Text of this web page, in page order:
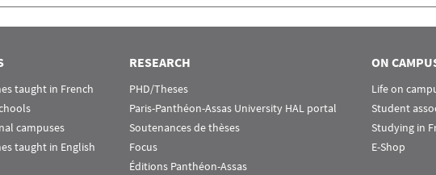
taught in French
campuses
taught in English
RESEARCH
PHD/Theses
Paris-Panthéon-Assas University HAL portal
Soutenances de thèses
Focus
Éditions Panthéon-Assas
ON
Life on
Student
Studying in
E-Shop